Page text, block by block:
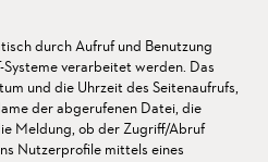
durch Aufruf und Benutzung
verarbeitet werden. Das
und die Uhrzeit des Seitenaufrufs,
der abgerufenen Datei, die
Meldung, ob der Zugriff/Abruf
Nutzerprofile mittels eines